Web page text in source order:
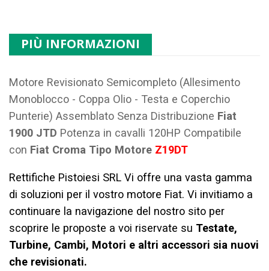
PIÙ INFORMAZIONI
Motore Revisionato Semicompleto (Allesimento
Monoblocco - Coppa Olio - Testa e Coperchio
Punterie) Assemblato Senza Distribuzione Fiat
1900 JTD Potenza in cavalli 120HP Compatibile
con Fiat Croma Tipo Motore Z19DT
Rettifiche Pistoiesi SRL Vi offre una vasta gamma
di soluzioni per il vostro motore Fiat. Vi invitiamo a
continuare la navigazione del nostro sito per
scoprire le proposte a voi riservate su Testate,
Turbine, Cambi, Motori e altri accessori sia nuovi
che revisionati.